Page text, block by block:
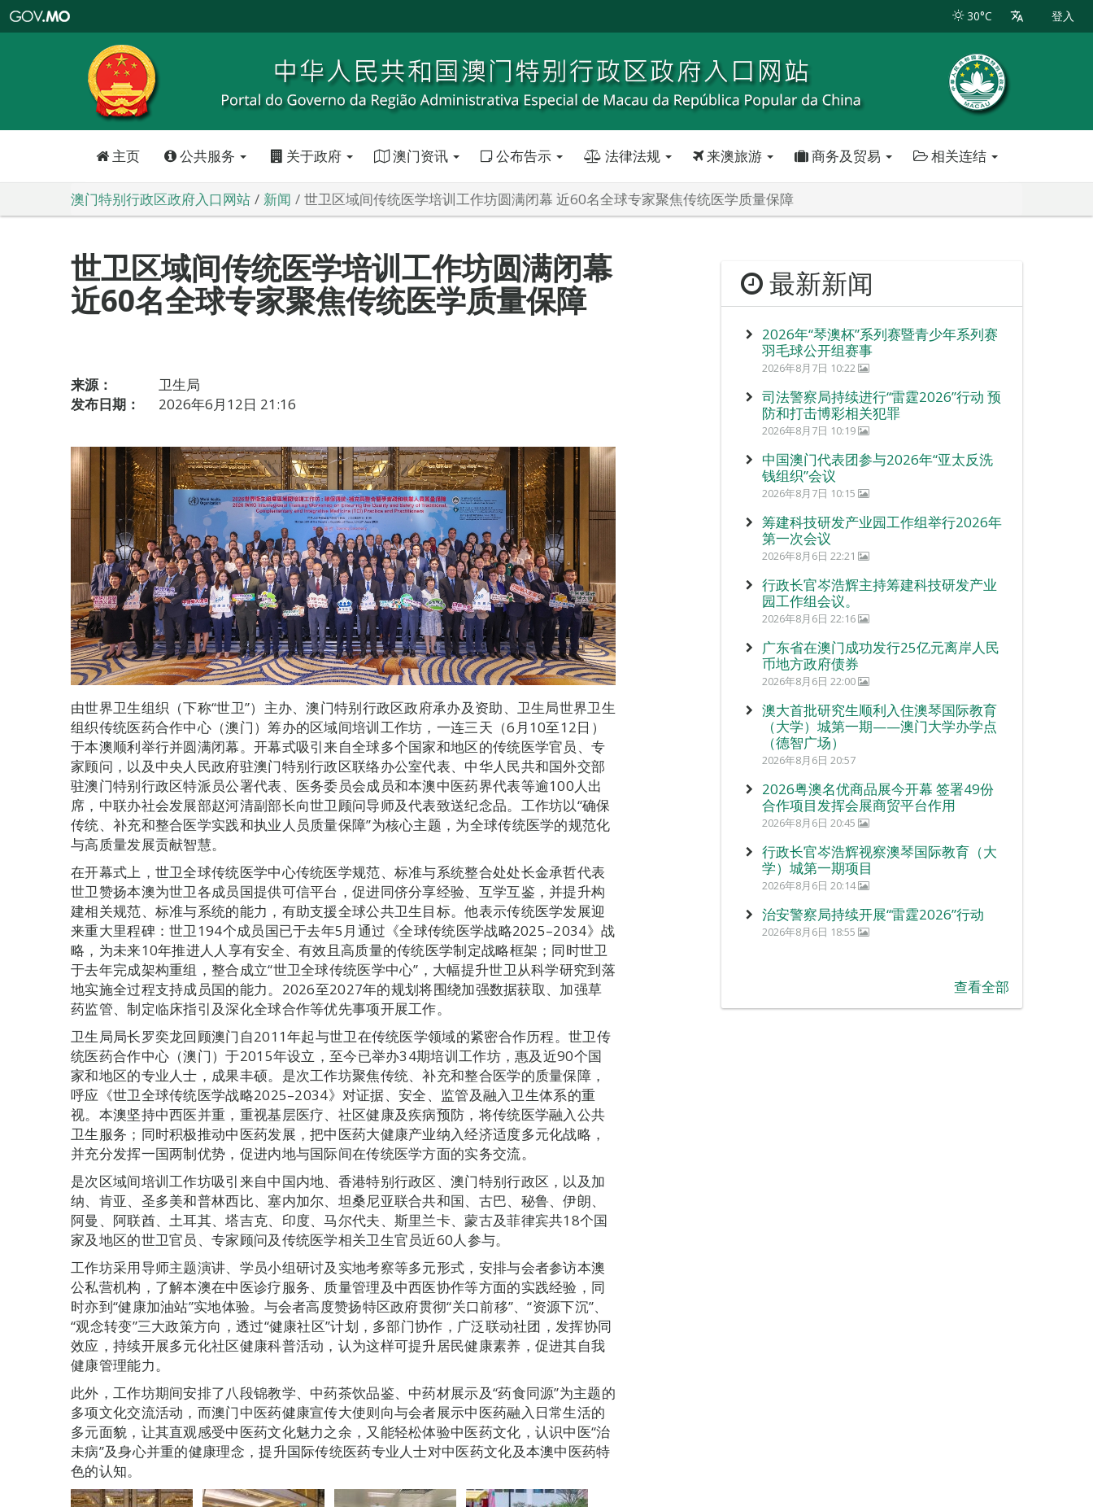
特
政
区
政
口
30°C 登入
主页 公共服务 关于政府 澳门资讯 公布告示 法律法规 来澳旅游 商务及贸易 相关连结
澳门特别行政区政府入口网站 新闻 世卫区域间传统医学培训工作坊圆满闭幕 近60名全球专家聚焦传统医学质量保障
世卫区域间传统医学培训工作坊圆满闭幕
近60名全球专家聚焦传统医学质量保障
来源：
卫生局
发布日期：
2026年6月12日 21:16
由世界卫生组织（下称“世卫”）主办、澳门特别行政区政府承办及资助、卫生局世界卫生
组织传统医药合作中心（澳门）筹办的区域间培训工作坊，一连三天（6月10至12日）
于本澳顺利举行并圆满闭幕。开幕式吸引来自全球多个国家和地区的传统医学官员、专
家顾问，以及中央人民政府驻澳门特别行政区联络办公室代表、中华人民共和国外交部
驻澳门特别行政区特派员公署代表、医务委员会成员和本澳中医药界代表等逾100人出
席，中联办社会发展部赵河清副部长向世卫顾问导师及代表致送纪念品。工作坊以“确保
传统、补充和整合医学实践和执业人员质量保障”为核心主题，为全球传统医学的规范化
与高质量发展贡献智慧。
在开幕式上，世卫全球传统医学中心传统医学规范、标准与系统整合处处长金承哲代表
世卫赞扬本澳为世卫各成员国提供可信平台，促进同侪分享经验、互学互鉴，并提升构
建相关规范、标准与系统的能力，有助支援全球公共卫生目标。他表示传统医学发展迎
来重大里程碑：世卫194个成员国已于去年5月通过《全球传统医学战略2025–2034》战
略，为未来10年推进人人享有安全、有效且高质量的传统医学制定战略框架；同时世卫
于去年完成架构重组，整合成立“世卫全球传统医学中心”，大幅提升世卫从科学研究到落
地实施全过程支持成员国的能力。2026至2027年的规划将围绕加强数据获取、加强草
药监管、制定临床指引及深化全球合作等优先事项开展工作。
卫生局局长罗奕龙回顾澳门自2011年起与世卫在传统医学领域的紧密合作历程。世卫传
统医药合作中心（澳门）于2015年设立，至今已举办34期培训工作坊，惠及近90个国
家和地区的专业人士，成果丰硕。是次工作坊聚焦传统、补充和整合医学的质量保障，
呼应《世卫全球传统医学战略2025–2034》对证据、安全、监管及融入卫生体系的重
视。本澳坚持中西医并重，重视基层医疗、社区健康及疾病预防，将传统医学融入公共
卫生服务；同时积极推动中医药发展，把中医药大健康产业纳入经济适度多元化战略，
并充分发挥一国两制优势，促进内地与国际间在传统医学方面的实务交流。
是次区域间培训工作坊吸引来自中国内地、香港特别行政区、澳门特别行政区，以及加
纳、肯亚、圣多美和普林西比、塞内加尔、坦桑尼亚联合共和国、古巴、秘鲁、伊朗、
阿曼、阿联酋、土耳其、塔吉克、印度、马尔代夫、斯里兰卡、蒙古及菲律宾共18个国
家及地区的世卫官员、专家顾问及传统医学相关卫生官员近60人参与。
工作坊采用导师主题演讲、学员小组研讨及实地考察等多元形式，安排与会者参访本澳
公私营机构，了解本澳在中医诊疗服务、质量管理及中西医协作等方面的实践经验，同
时亦到“健康加油站”实地体验。与会者高度赞扬特区政府贯彻“关口前移”、“资源下沉”、
“观念转变”三大政策方向，透过“健康社区”计划，多部门协作，广泛联动社团，发挥协同
效应，持续开展多元化社区健康科普活动，认为这样可提升居民健康素养，促进其自我
健康管理能力。
此外，工作坊期间安排了八段锦教学、中药茶饮品鉴、中药材展示及“药食同源”为主题的
多项文化交流活动，而澳门中医药健康宣传大使则向与会者展示中医药融入日常生活的
多元面貌，让其直观感受中医药文化魅力之余，又能轻松体验中医药文化，认识中医“治
未病”及身心并重的健康理念，提升国际传统医药专业人士对中医药文化及本澳中医药特
色的认知。
最新新闻
2026年“琴澳杯”系列赛暨青少年系列赛
羽毛球公开组赛事
2026年8月7日 10:22
司法警察局持续进行“雷霆2026”行动 预
防和打击博彩相关犯罪
2026年8月7日 10:19
中国澳门代表团参与2026年“亚太反洗
钱组织”会议
2026年8月7日 10:15
筹建科技研发产业园工作组举行2026年
第一次会议
2026年8月6日 22:21
行政长官岑浩辉主持筹建科技研发产业
园工作组会议。
2026年8月6日 22:16
广东省在澳门成功发行25亿元离岸人民
币地方政府债券
2026年8月6日 22:00
澳大首批研究生顺利入住澳琴国际教育
（大学）城第一期——澳门大学办学点
（德智广场）
2026年8月6日 20:57
2026粤澳名优商品展今开幕 签署49份
合作项目发挥会展商贸平台作用
2026年8月6日 20:45
行政长官岑浩辉视察澳琴国际教育（大
学）城第一期项目
2026年8月6日 20:14
治安警察局持续开展“雷霆2026”行动
2026年8月6日 18:55
查看全部